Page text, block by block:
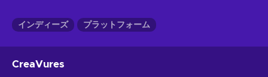
インディーズ プラットフォーム
CreaVures